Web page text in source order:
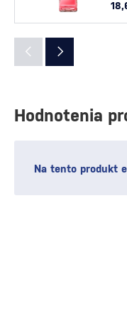
Hodnotenia
Na tento produkt